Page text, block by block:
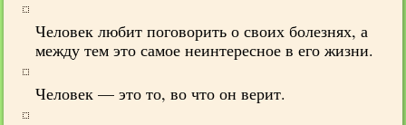
Человек любит поговорить о своих болезнях, а
между тем это самое неинтересное в его жизни.
Человек — это то, во что он верит.